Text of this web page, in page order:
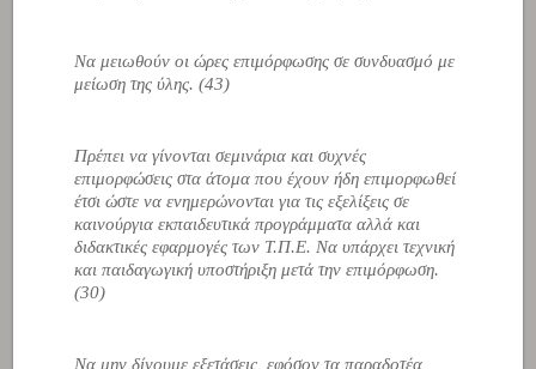
Να μειωθούν οι ώρες επιμόρφωσης σε συνδυασμό με
μείωση της ύλης. (43)
Πρέπει να γίνονται σεμινάρια και συχνές
επιμορφώσεις στα άτομα που έχουν ήδη επιμορφωθεί
έτσι ώστε να ενημερώνονται για τις εξελίξεις σε
καινούργια εκπαιδευτικά προγράμματα αλλά και
διδακτικές εφαρμογές των Τ.Π.Ε. Να υπάρχει τεχνική
και παιδαγωγική υποστήριξη μετά την επιμόρφωση.
(30)
Να μην δίνουμε εξετάσεις, εφόσον τα παραδοτέα